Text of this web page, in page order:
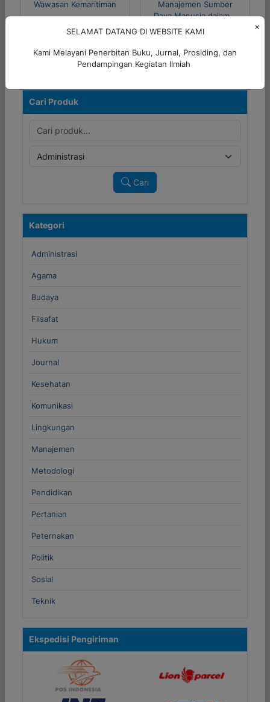
Wawasan Kemaritiman
Manajemen Sumber
Daya Manusia dalam…
Rp 75.000
Detail
Cari Produk
Cari
Kategori
Administrasi
Agama
Budaya
Filsafat
Hukum
Journal
Kesehatan
Komunikasi
Lingkungan
Manajemen
Metodologi
Pendidikan
Pertanian
Peternakan
Politik
Sosial
Teknik
Ekspedisi Pengiriman
×
SELAMAT DATANG DI WEBSITE KAMI
Kami Melayani Penerbitan Buku, Jurnal, Prosiding, dan
Pendampingan Kegiatan Ilmiah